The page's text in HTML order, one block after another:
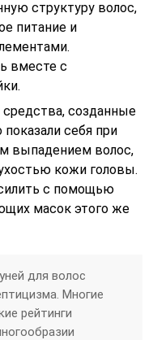
структуру волос,
питание и
вместе с
созданные
показали себя при
выпадением волос,
кожи головы.
с помощью
масок этого же
для волос
Многие
рейтинги